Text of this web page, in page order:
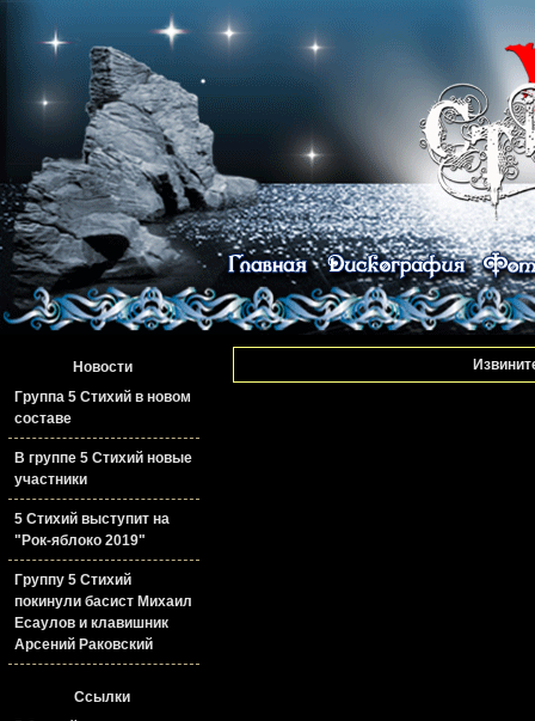
Новости
Группа 5 Стихий в новом
составе
В группе 5 Стихий новые
участники
5 Стихий выступит на
"Рок-яблоко 2019"
Группу 5 Стихий
покинули басист Михаил
Есаулов и клавишник
Арсений Раковский
Ссылки